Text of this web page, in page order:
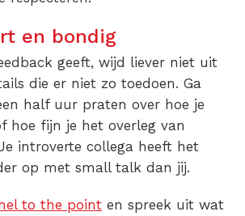
en bondig
geeft, wijd liever niet uit
die er niet zo toedoen. Ga
half uur praten over hoe je
hoe fijn je het overleg van
introverte collega heeft het
op met small talk dan jij.
to the point en spreek uit wat